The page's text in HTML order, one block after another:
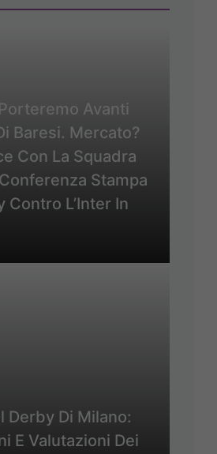
Avanti
Baresi. Mercato?
Con La Squadra
Stampa
Contro L’Inter In
Derby Di Milano:
E Valutazioni Dei